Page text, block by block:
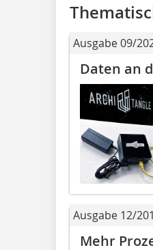
Ausgabe 09/
Daten an
Ausgabe 12/
Mehr